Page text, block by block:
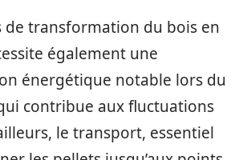
de transformation du bois en
également une
énergétique notable lors du
contribue aux fluctuations
le transport, essentiel